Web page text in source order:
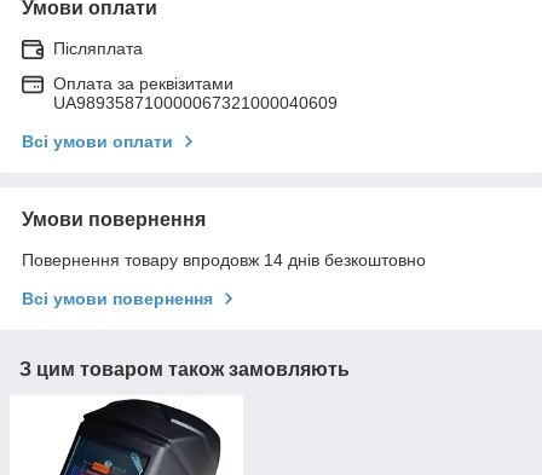
Умови оплати
Післяплата
Оплата за реквізитами
UA989358710000067321000040609
Всі умови оплати
Умови повернення
Повернення товару впродовж 14 днів безкоштовно
Всі умови повернення
З цим товаром також замовляють